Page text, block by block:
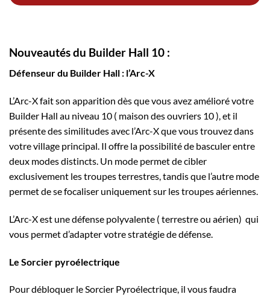
Nouveautés du Builder Hall 10 :
Défenseur du Builder Hall : l’Arc-X
L’Arc-X fait son apparition dès que vous avez amélioré votre
Builder Hall au niveau 10 ( maison des ouvriers 10 ), et il
présente des similitudes avec l’Arc-X que vous trouvez dans
votre village principal. Il offre la possibilité de basculer entre
deux modes distincts. Un mode permet de cibler
exclusivement les troupes terrestres, tandis que l’autre mode
permet de se focaliser uniquement sur les troupes aériennes.
L’Arc-X est une défense polyvalente ( terrestre ou aérien) qui
vous permet d’adapter votre stratégie de défense.
Le Sorcier pyroélectrique
Pour débloquer le Sorcier Pyroélectrique, il vous faudra